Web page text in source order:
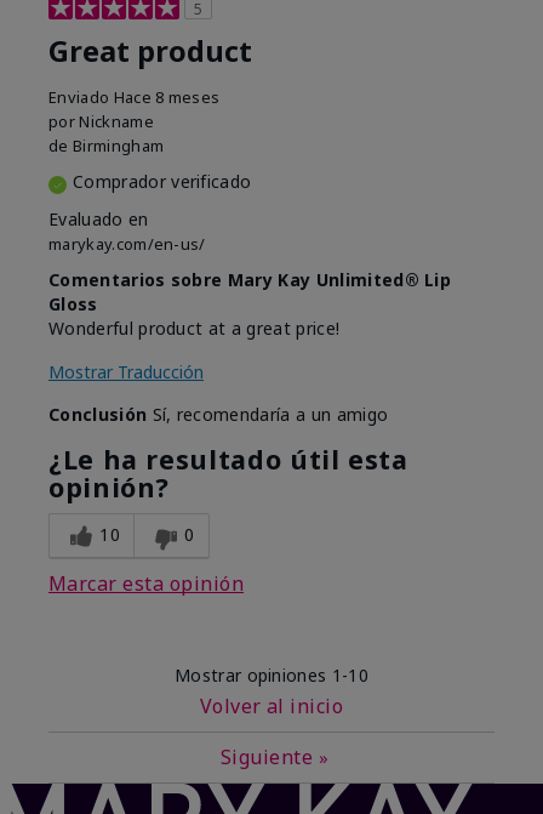
5
Great product
Enviado Hace 8 meses
por Nickname
de Birmingham
Comprador verificado
Evaluado en
marykay.com/en-us/
Comentarios sobre Mary Kay Unlimited® Lip
Gloss
Wonderful product at a great price!
Mostrar Traducción
Conclusión Sí, recomendaría a un amigo
¿Le ha resultado útil esta
opinión?
10 0
Marcar esta opinión
Mostrar opiniones 1-10
Volver al inicio
Siguiente »